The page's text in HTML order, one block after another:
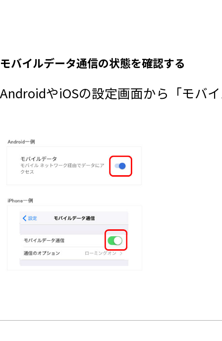
モバイルデータ通信の状態を確認する
AndroidやiOSの設定画面から「モバ